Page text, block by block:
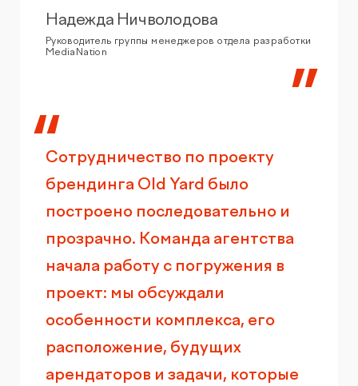
Надежда Ничволодова
Руководитель группы менеджеров отдела разработки
MediaNation
Сотрудничество по проекту
брендинга Old Yard было
построено последовательно и
прозрачно. Команда агентства
начала работу с погружения в
проект: мы обсуждали
особенности комплекса, его
расположение, будущих
арендаторов и задачи, которые